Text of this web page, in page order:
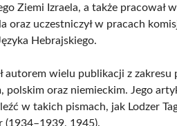
Ziemi Izraela, a także pracował
oraz uczestniczył w pracach
Hebrajskiego.
autorem wielu publikacji z zakresu
polskim oraz niemieckim. Jego
w takich pismach, jak Lodzer
(1934–1939, 1945).